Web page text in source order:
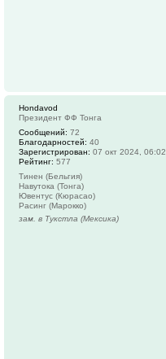
Hondavod
Президент ФФ Тонга
Сообщений: 72
Благодарностей: 40
Зарегистрирован: 07 окт 2024, 06:02
Рейтинг: 577
Тинен (Бельгия)
Навутока (Тонга)
Ювентус (Кюрасао)
Расинг (Марокко)
зам. в Тукстла (Мексика)